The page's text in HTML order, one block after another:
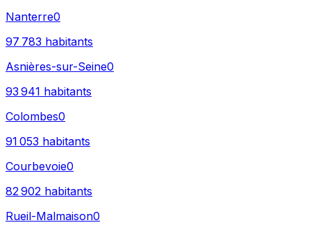
Nanterre0
97 783 habitants
Asnières-sur-Seine0
93 941 habitants
Colombes0
91 053 habitants
Courbevoie0
82 902 habitants
Rueil-Malmaison0